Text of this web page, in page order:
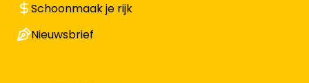
Schoonmaak je rijk
Nieuwsbrief